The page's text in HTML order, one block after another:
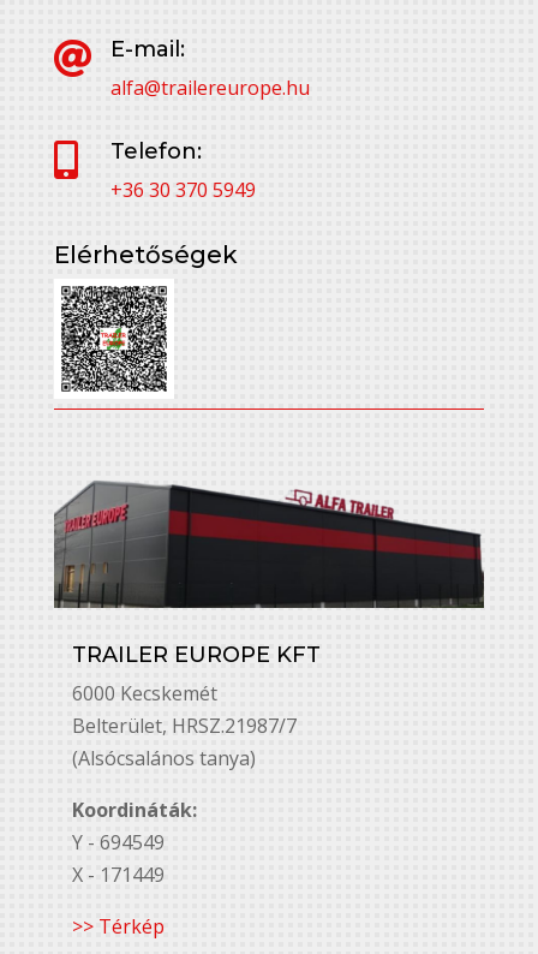

E-mail:
alfa@trailereurope.hu

Telefon:
+36 30 370 5949
Elérhetőségek
TRAILER EUROPE KFT
6000 Kecskemét
Belterület, HRSZ.21987/7
(Alsócsalános tanya)
Koordináták:
Y - 694549
X - 171449
>> Térkép